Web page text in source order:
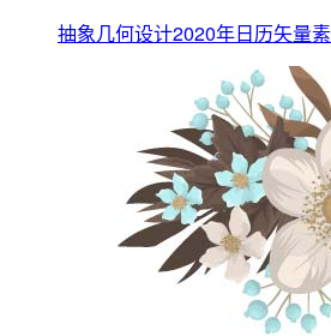
抽象几何设计2020年日历矢量